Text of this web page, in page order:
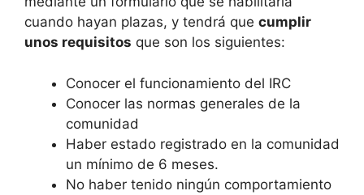
cuando hayan plazas, y tendrá que cumplir
unos requisitos que son los siguientes:
Conocer el funcionamiento del IRC
Conocer las normas generales de la
comunidad
Haber estado registrado en la comunidad
un mínimo de 6 meses.
No haber tenido ningún comportamiento